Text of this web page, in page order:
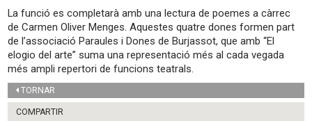
La funció es completarà amb una lectura de poemes a càrrec
de Carmen Oliver Menges. Aquestes quatre dones formen part
de l’associació Paraules i Dones de Burjassot, que amb “El
elogio del arte” suma una representació més al cada vegada
més ampli repertori de funcions teatrals.
TORNAR
COMPARTIR